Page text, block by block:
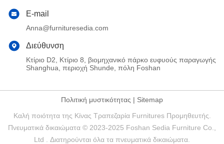
E-mail
Anna@furnituresedia.com
Διεύθυνση
Κτίριο D2, Κτίριο 8, βιομηχανικό πάρκο ευφυούς παραγωγής
Shanghua, περιοχή Shunde, πόλη Foshan
Πολιτική μυστικότητας | Sitemap
Καλή ποιότητα της Κίνας Τραπεζαρία Furnitures Προμηθευτής.
Πνευματικά δικαιώματα © 2023-2025 Foshan Sedia Furniture Co.,
Ltd . Διατηρούνται όλα τα πνευματικά δικαιώματα.